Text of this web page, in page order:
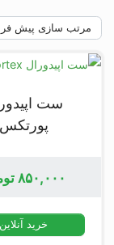
ست
پورتکس
۸۵۰,۰۰۰
خرید آنلاین